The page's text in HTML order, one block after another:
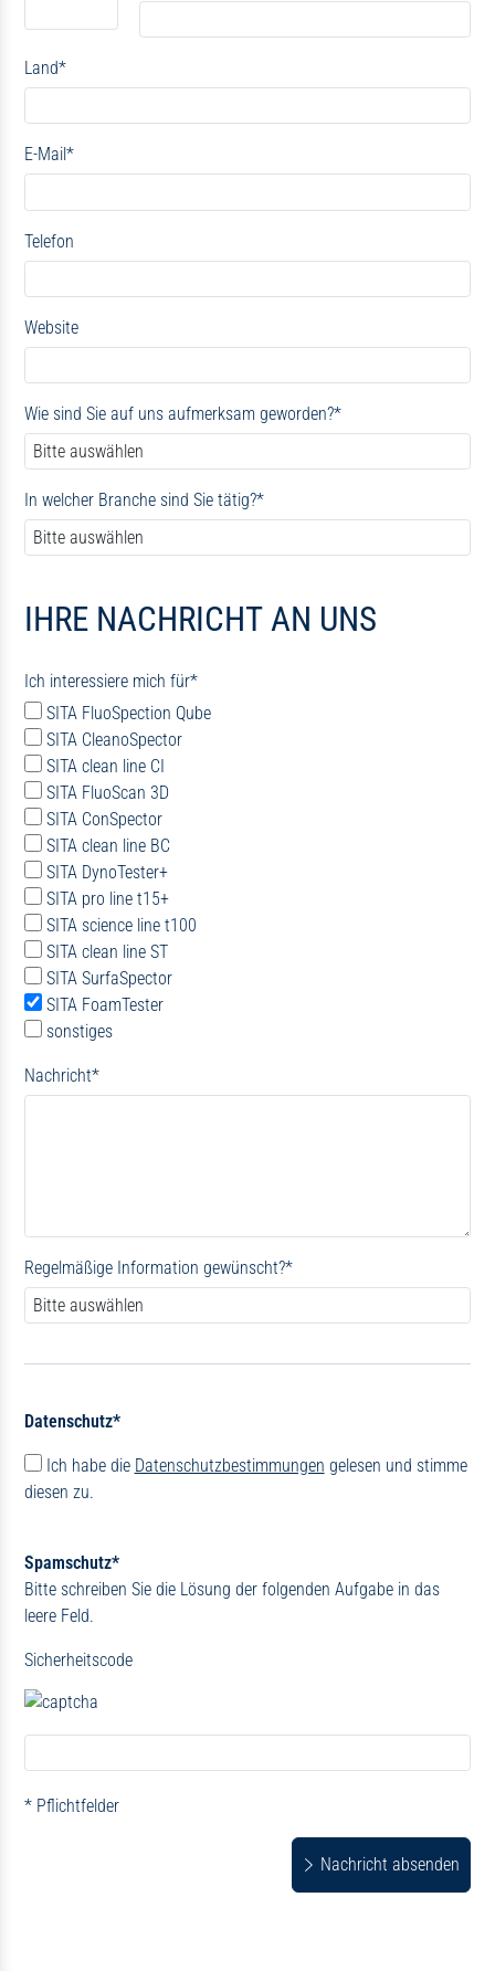
Land*
E-Mail*
Telefon
Website
Wie sind Sie auf uns aufmerksam geworden?*
In welcher Branche sind Sie tätig?*
IHRE NACHRICHT AN UNS
Ich interessiere mich für*
SITA FluoSpection Qube
SITA CleanoSpector
SITA clean line CI
SITA FluoScan 3D
SITA ConSpector
SITA clean line BC
SITA DynoTester+
SITA pro line t15+
SITA science line t100
SITA clean line ST
SITA SurfaSpector
SITA FoamTester
sonstiges
Nachricht*
Regelmäßige Information gewünscht?*
Datenschutz*
Ich habe die Datenschutzbestimmungen gelesen und stimme
diesen zu.
Spamschutz*
Bitte schreiben Sie die Lösung der folgenden Aufgabe in das
leere Feld.
Sicherheitscode
* Pflichtfelder